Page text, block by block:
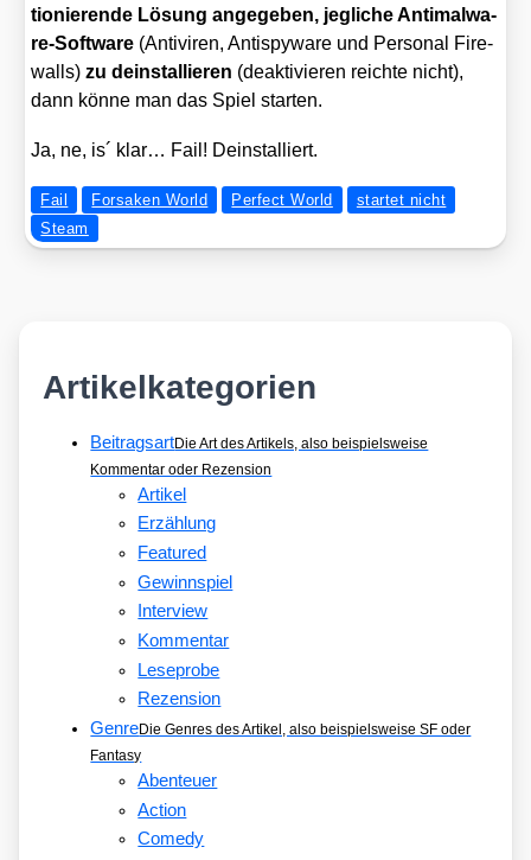
tio­nie­ren­de Lösung ange­ge­ben, jeg­li­che Anti­mal­wa­
re-Soft­ware (Anti­vi­ren, Anti­s­py­wa­re und Per­so­nal Fire­
walls)zu deinstal­lie­ren (deak­ti­vie­ren reich­te nicht),
dann kön­ne man das Spiel star­ten.
Ja, ne, is´ klar… Fail! Deinstal­liert.
Fail Forsaken World Perfect World
startet nicht
Steam
Artikelkategorien
BeitragsartDie Art des Artikels, also beispielsweise
Kommentar oder Rezension
Artikel
Erzählung
Featured
Gewinnspiel
Interview
Kommentar
Leseprobe
Rezension
GenreDie Genres des Artikel, also beispielsweise SF oder
Fantasy
Abenteuer
Action
Comedy